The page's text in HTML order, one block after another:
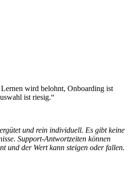
wird belohnt, Onboarding ist
ist riesig.“
und rein individuell. Es gibt keine
Support-Antwortzeiten können
und der Wert kann steigen oder fallen.